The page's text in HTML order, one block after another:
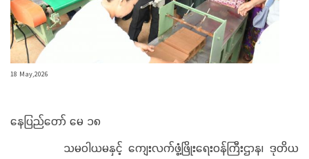
18 May,2026
နေပြည်တော် မေ ၁၈
သမဝါယမနှင့် ကျေးလက်ဖွံ့ဖြိုးရေးဝန်ကြီးဌာန၊ ဒုတိယ